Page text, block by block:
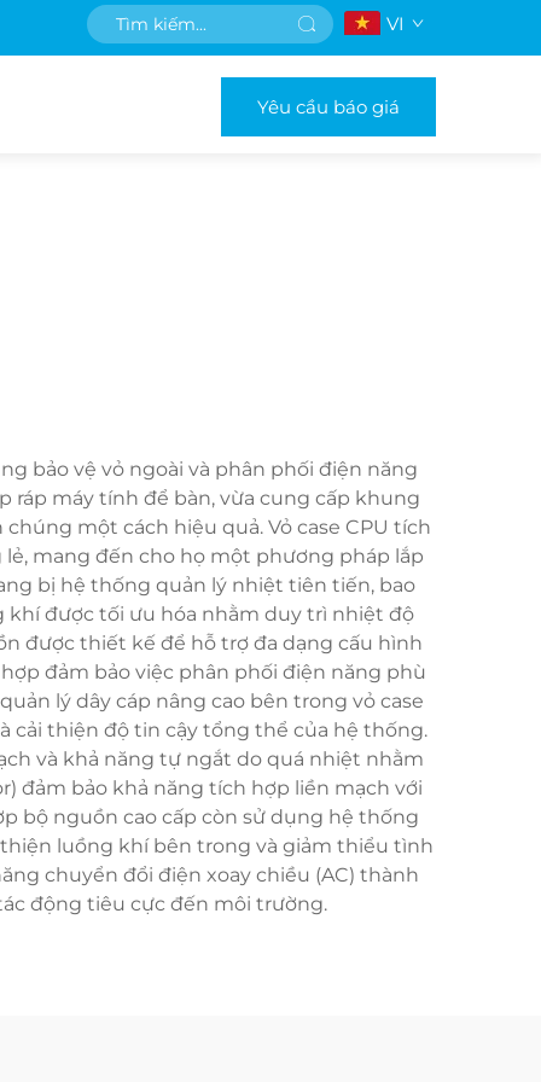
VI
Yêu cầu báo giá
bảo vệ vỏ ngoài và phân phối điện năng
ráp máy tính để bàn, vừa cung cấp khung
một cách hiệu quả. Vỏ case CPU tích
mang đến cho họ một phương pháp lắp
bị hệ thống quản lý nhiệt tiên tiến, bao
khí được tối ưu hóa nhằm duy trì nhiệt độ
được thiết kế để hỗ trợ đa dạng cấu hình
đảm bảo việc phân phối điện năng phù
lý dây cáp nâng cao bên trong vỏ case
cải thiện độ tin cậy tổng thể của hệ thống.
và khả năng tự ngắt do quá nhiệt nhằm
đảm bảo khả năng tích hợp liền mạch với
bộ nguồn cao cấp còn sử dụng hệ thống
luồng khí bên trong và giảm thiểu tình
chuyển đổi điện xoay chiều (AC) thành
động tiêu cực đến môi trường.